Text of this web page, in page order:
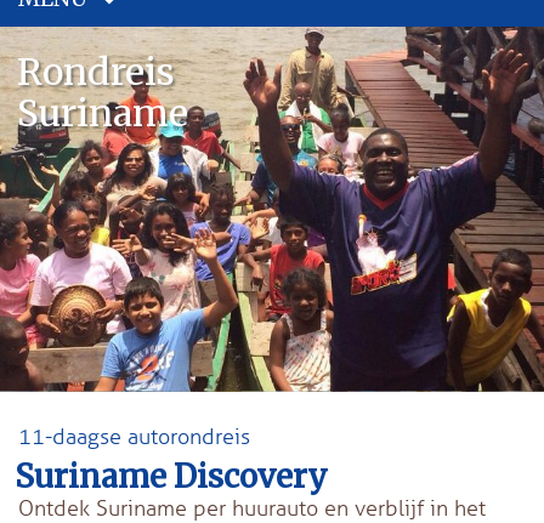
Rondreis
Suriname
11-daagse autorondreis
Suriname Discovery
Ontdek Suriname per huurauto en verblijf in het